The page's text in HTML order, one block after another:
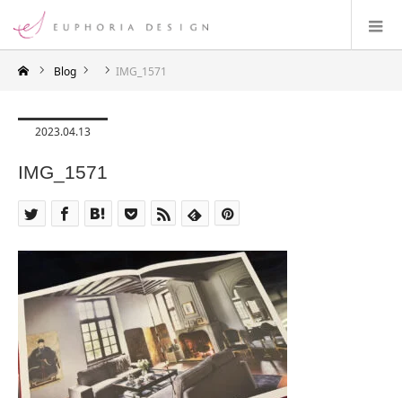
Blog IMG_1571
2023.04.13
IMG_1571